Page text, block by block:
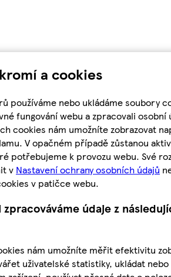
a cookies
používáme nebo ukládáme soubory
fungování webu a zpracovali osobní
cookies nám umožníte zobrazovat
V opačném případě zůstanou
potřebujeme k provozu webu. Své
v Nastavení ochrany osobních údajů
v patičce webu.
údaje z
nám umožníte měřit efektivitu
uživatelské statistiky, ukládat